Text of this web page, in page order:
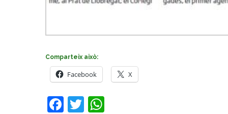
Comparteix això:
Facebook X
Facebook
Twitter